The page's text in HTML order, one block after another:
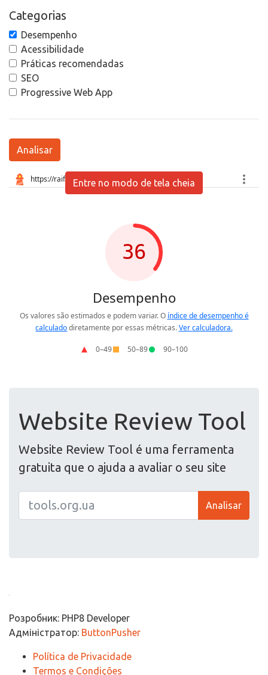
Categorias
Desempenho
Acessibilidade
Práticas recomendadas
SEO
Progressive Web App
Analisar
Entre no modo de tela cheia
Website Review Tool
Website Review Tool é uma ferramenta
gratuita que o ajuda a avaliar o seu site
Analisar
Розробник: PHP8 Developer
Адміністратор: ButtonPusher
Política de Privacidade
Termos e Condições